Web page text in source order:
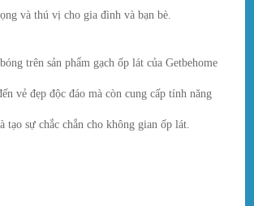
và thú vị cho gia đình và bạn bè.
trên sản phẩm gạch ốp lát của Getbehome
vẻ đẹp độc đáo mà còn cung cấp tính năng
tạo sự chắc chắn cho không gian ốp lát.